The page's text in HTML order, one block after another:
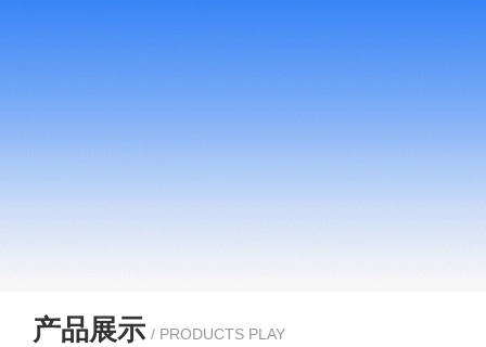
产品展示 / PRODUCTS PLAY